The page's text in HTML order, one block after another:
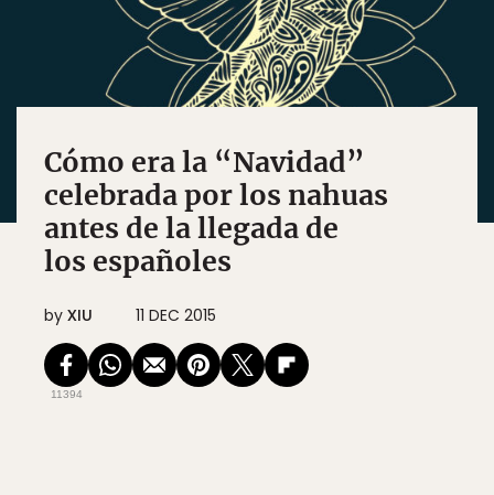
Cómo era la “Navidad”
celebrada por los nahuas
antes de la llegada de
los españoles
by XIU 11 DEC 2015
11394